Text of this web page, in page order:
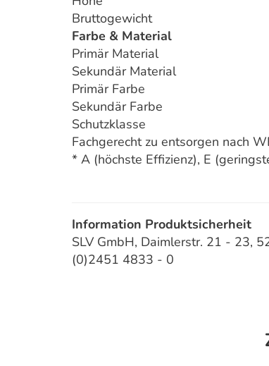
Bruttogewicht
Farbe & Material
Primär Material
Sekundär Material
Primär Farbe
Sekundär Farbe
Schutzklasse
Fachgerecht zu entsorgen nach
* A (höchste Effizienz), E
Information Produktsicherheit
SLV GmbH, Daimlerstr. 21 - 23,
(0)2451 4833 - 0